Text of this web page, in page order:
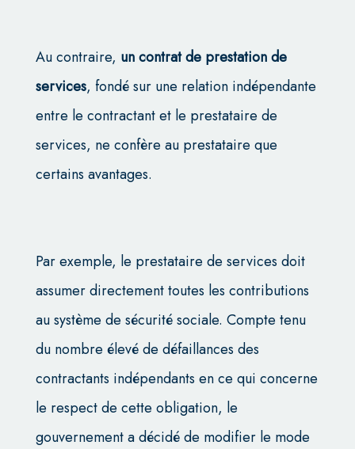
Au contraire, un contrat de prestation de
services, fondé sur une relation indépendante
entre le contractant et le prestataire de
services, ne confère au prestataire que
certains avantages.
Par exemple, le prestataire de services doit
assumer directement toutes les contributions
au système de sécurité sociale. Compte tenu
du nombre élevé de défaillances des
contractants indépendants en ce qui concerne
le respect de cette obligation, le
gouvernement a décidé de modifier le mode